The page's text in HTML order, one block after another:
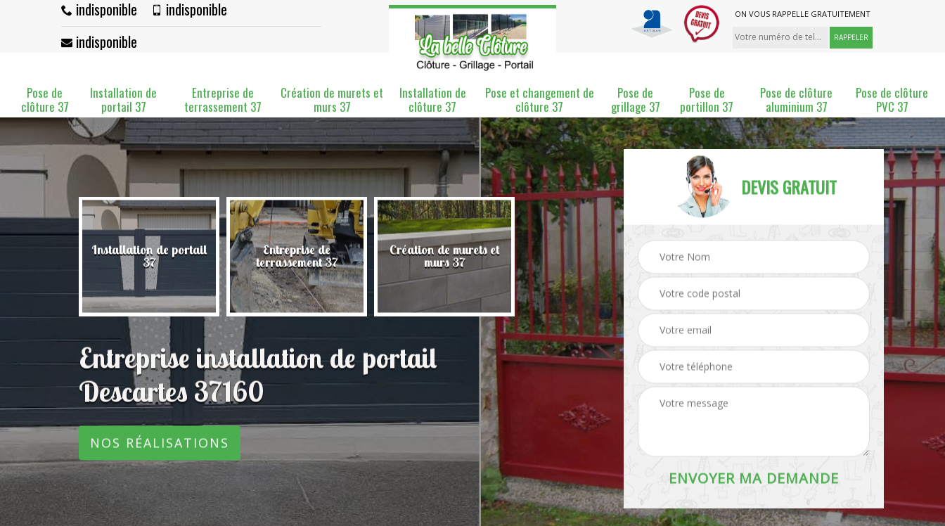
indisponible
indisponible
indisponible
ON VOUS RAPPELLE GRATUITEMENT
Pose de
clôture 37
Installation de
portail 37
Entreprise de
terrassement 37
Création de murets et
murs 37
Installation de
clôture 37
Pose et changement de
clôture 37
Pose de
grillage 37
Pose de
portillon 37
Pose de clôture
aluminium 37
Pose de clôture
PVC 37
Installation de portail
37
Entreprise de
terrassement 37
Création de murets et
murs 37
Installation de clôture
37
Pose et changement de Pose de grillage 37
Entreprise installation de portail
Descartes 37160
NOS RÉALISATIONS
DEVIS GRATUIT